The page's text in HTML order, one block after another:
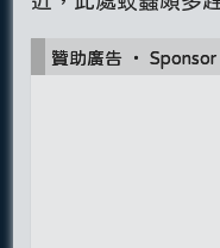
贊助廣告 ‧ Sponsor